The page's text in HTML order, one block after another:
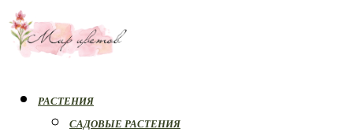
РАСТЕНИЯ
САДОВЫЕ РАСТЕНИЯ